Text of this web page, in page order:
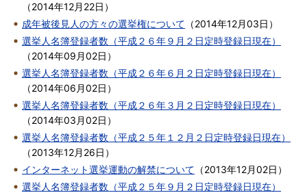
（2014年12月22日 ）
成年被後見人の方々の選挙権について （2014年12月03日 ）
選挙人名簿登録者数（平成２６年９月２日定時登録日現在）
（2014年09月02日 ）
選挙人名簿登録者数（平成２６年６月２日定時登録日現在）
（2014年06月02日 ）
選挙人名簿登録者数（平成２６年３月２日定時登録日現在）
（2014年03月02日 ）
選挙人名簿登録者数（平成２５年１２月２日定時登録日現在）
（2013年12月26日 ）
インターネット選挙運動の解禁について （2013年12月02日 ）
選挙人名簿登録者数（平成２５年９月２日定時登録日現在）